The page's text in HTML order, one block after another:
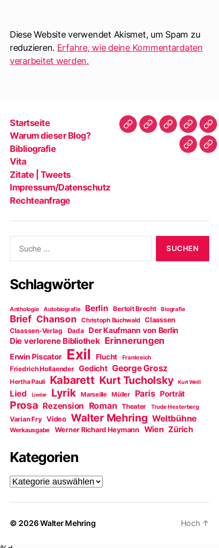
Diese Website verwendet Akismet, um Spam zu
reduzieren. Erfahre, wie deine Kommentardaten
verarbeitet werden.
Startseite
Warum dieser Blog?
Bibliografie
Vita
Zitate | Tweets
Impressum/Datenschutz
Rechteanfrage
Startseite
WarumBibliografie
Vita
|
nach:
Schlagwörter
Anthologie Autobiografie Berlin Bertolt Brecht Biografie
Brief Chanson Christoph Buchwald Claassen
Claassen-Verlag Dada Der Kaufmann von Berlin
Die verlorene Bibliothek Erinnerungen
Erwin Piscator Exil Flucht Frankreich
Friedrich Hollaender Gedicht George Grosz
Hertha Pauli Kabarett Kurt Tucholsky Kurt Weill
Lied Lieder Lyrik Marseille Müller Paris Porträt
Prosa Rezension Roman Theater Trude Hesterberg
Varian Fry Video Walter Mehring Weltbühne
Werkausgabe Werner Richard Heymann Wien Zürich
Kategorien
Kategorien
© 2026Walter Mehring Hoch ↑